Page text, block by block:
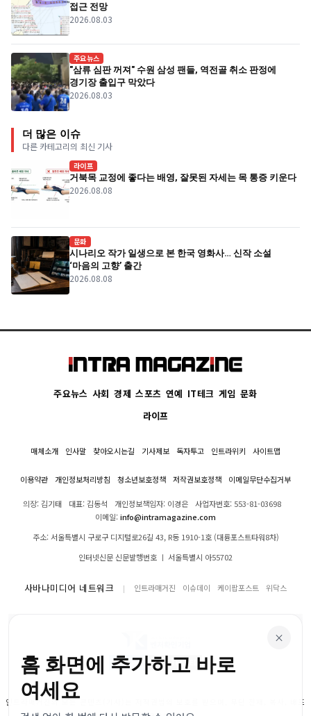
접근 전망
2026.08.03
주요뉴스
"삼류 심판 꺼져" 수원 삼성 팬들, 역전골 취소 판정에
경기장 출입구 막았다
2026.08.03
더 많은 이슈
다른 카테고리의 최신 기사
라이프
거북목 교정에 좋다는 배영, 잘못된 자세는 목 통증 키운다
2026.08.08
문화
시나리오 작가 일생으로 본 한국 영화사… 신작 소설
‘마음의 고향’ 출간
2026.08.08
주요뉴스 사회 경제 스포츠 연예 IT테크 게임 문화
라이프
매체소개 인사말 찾아오시는길 기사제보 독자투고 인트라위키 사이트맵
이용약관 개인정보처리방침 청소년보호정책 저작권보호정책 이메일무단수집거부
의장: 김기태 대표: 김동석 개인정보책임자: 이경은
사업자번호: 553-81-03698
이메일:info@intramagazine.com
주소: 서울특별시 구로구 디지털로26길 43, R동 1910-1호 (대륭포스트타워8차)
인터넷신문 신문발행번호 ㅣ 서울특별시 아55702
사바나미디어 네트워크 인트라매거진 이슈데이 케이팝포스트 위닥스
인트라매거진의 모든 콘텐츠(기사)는 저작권법의 보호를 받으며, 무단 전재, 복사, 배포
×
홈 화면에 추가하고 바로
여세요